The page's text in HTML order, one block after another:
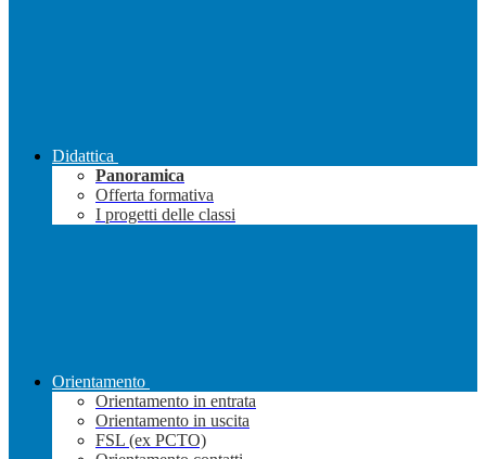
Didattica
Panoramica
Offerta formativa
I progetti delle classi
Orientamento
Orientamento in entrata
Orientamento in uscita
FSL (ex PCTO)